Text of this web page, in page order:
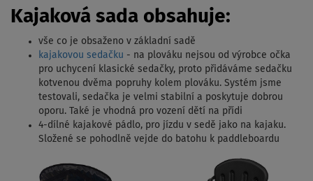
Kajaková sada obsahuje:
vše co je obsaženo v základní sadě
kajakovou sedačku - na plováku nejsou od výrobce očka
pro uchycení klasické sedačky, proto přidáváme sedačku
kotvenou dvěma popruhy kolem plováku. Systém jsme
testovali, sedačka je velmi stabilní a poskytuje dobrou
oporu. Také je vhodná pro vození dětí na přídi
4-dílné kajakové pádlo, pro jízdu v sedě jako na kajaku.
Složené se pohodlně vejde do batohu k paddleboardu